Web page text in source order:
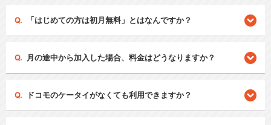
「はじめての方は初月無料」とはなんですか？
月の途中から加入した場合、料金はどうなりますか？
ドコモのケータイがなくても利用できますか？